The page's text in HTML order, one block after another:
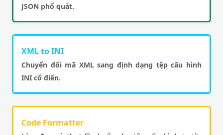
JSON phổ quát.
XML to INI
Chuyển đổi mã XML sang định dạng tệp cấu hình
INI cổ điển.
Code Formatter